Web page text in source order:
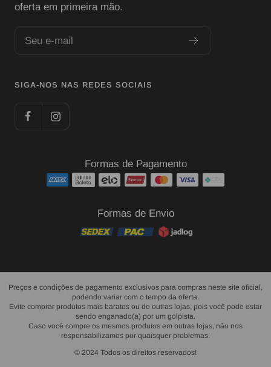
oferta em primeira mão.
Seu e-mail
SIGA-NOS NAS REDES SOCIAIS
Formas de Pagamento
Formas de Envio
Preços e condições de pagamento exclusivos para compras neste site oficial,
podendo variar com o tempo da oferta.
Evite comprar produtos mais baratos ou de outras lojas, pois você pode estar
sendo enganado(a) por um golpista.
Caso você compre os mesmos produtos em outras lojas, não nos
responsabilizamos por quaisquer problemas.
© 2024 Todos os direitos reservados!